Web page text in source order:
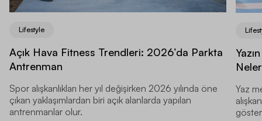
Lifestyle
Açık Hava Fitness Trendleri: 2026’da Parkta
Antrenman
Spor alışkanlıkları her yıl değişirken 2026 yılında öne
çıkan yaklaşımlardan biri açık alanlarda yapılan
antrenmanlar olur.
Yaz